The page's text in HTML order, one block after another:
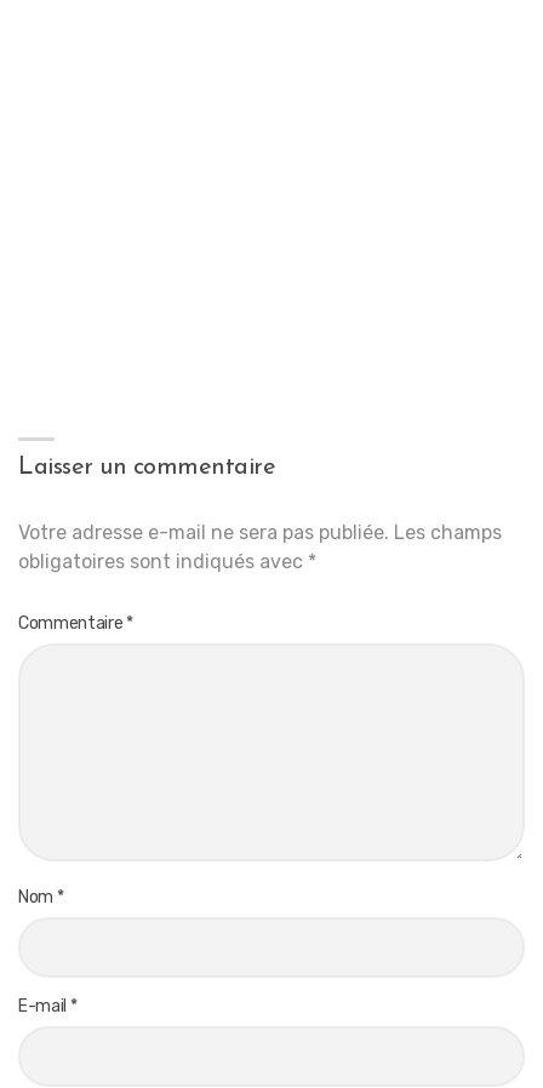
Laisser un commentaire
Votre adresse e-mail ne sera pas publiée. Les champs
obligatoires sont indiqués avec *
Commentaire *
Nom *
E-mail *